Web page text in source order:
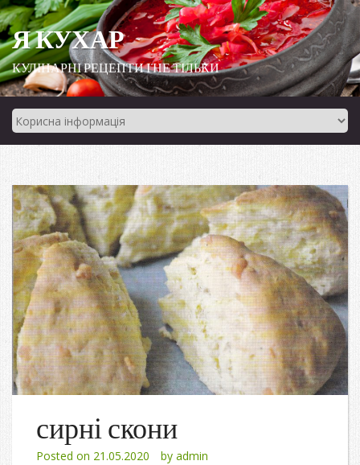
Я КУХАР
КУЛІНАРНІ РЕЦЕПТИ І НЕ ТІЛЬКИ
сирні скони
Posted on 21.05.2020 by admin